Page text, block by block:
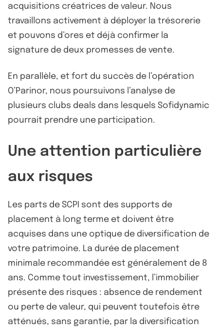
acquisitions créatrices de valeur. Nous
travaillons activement à déployer la trésorerie
et pouvons d’ores et déjà confirmer la
signature de deux promesses de vente.
En parallèle, et fort du succès de l’opération
O’Parinor, nous poursuivons l’analyse de
plusieurs clubs deals dans lesquels Sofidynamic
pourrait prendre une participation.
Une attention particulière
aux risques
Les parts de SCPI sont des supports de
placement à long terme et doivent être
acquises dans une optique de diversification de
votre patrimoine. La durée de placement
minimale recommandée est généralement de 8
ans. Comme tout investissement, l’immobilier
présente des risques : absence de rendement
ou perte de valeur, qui peuvent toutefois être
atténués, sans garantie, par la diversification